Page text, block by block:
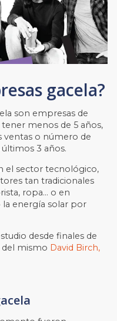
gacela?
son empresas de
menos de 5 años,
ventas o número de
3 años.
el sector tecnológico,
tan tradicionales
ropa… o en
energía solar por
desde finales de
del mismo David Birch,